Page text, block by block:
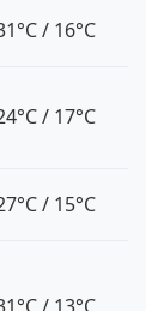
/ 16°C
/ 17°C
/ 15°C